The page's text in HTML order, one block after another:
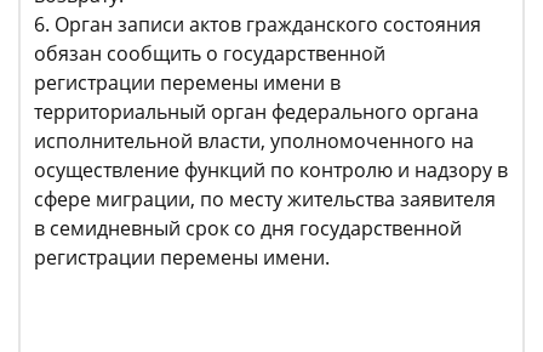
6. Орган записи актов гражданского состояния
обязан сообщить о государственной
регистрации перемены имени в
территориальный орган федерального органа
исполнительной власти, уполномоченного на
осуществление функций по контролю и надзору в
сфере миграции, по месту жительства заявителя
в семидневный срок со дня государственной
регистрации перемены имени.